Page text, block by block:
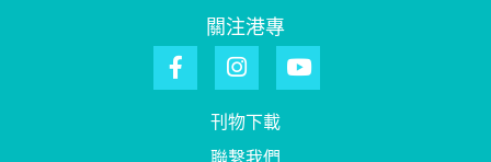
關注港專
刊物下載
聯繫我們